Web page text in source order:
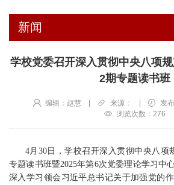
新闻
学校党委召开深入贯彻中央八项
2期专题读书班
编辑：赵慧 | 来源： | 发
浏览次数： 276
4月30日，学校召开深入贯彻中央八项
专题读书班暨2025年第6次党委理论学习中
深入学习领会习近平总书记关于加强党的